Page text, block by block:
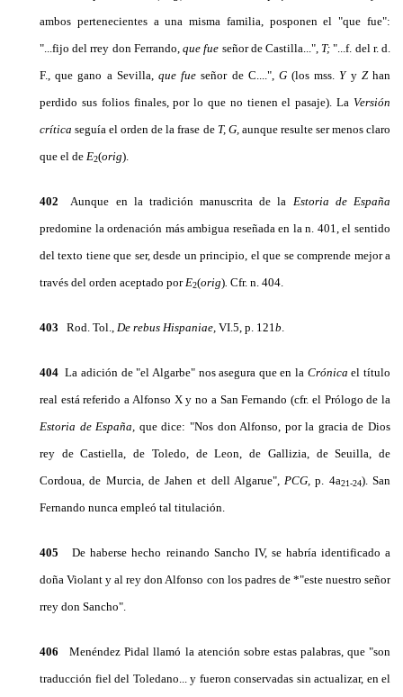
ambos pertenecientes a una mis­ma familia, posponen el "que fue":
"...fijo del rrey don Ferrando,que fue señor de Castilla...", T;"...f. del r. d.
F., que gano a Sevilla, que fueseñor de C....", G(los mss. Yy Z han
perdido sus folios finales, por lo que no tienen el pasaje). La Versión
críticaseguía el orden de la frase de T, G, aunque resulte ser menos claro
que el de E2(orig).
402 Aunque en la tradición manuscrita de la Estoria de España
predomine la ordenación más ambigua reseñada en la n. 401, el sentido
del texto tiene que ser, desde un principio, el que se comprende mejor a
través del orden aceptado por E2(orig) Cfr. n. 404.
403 Rod. Tol., De rebus Hispaniae, VI.5, p. 121 b
404 La adición de "el Algarbe" nos asegura que en la Crónicael título
real está referido a Alfonso X y no a San Fernando (cfr. el Prólogo de la
Estoria de España, que dice: "Nos don Alfonso, por la gracia de Dios
rey de Castiella, de Toledo, de Leon, de Gallizia, de Seuilla, de
Cordoua, de Murcia, de Jahen et dell Algarue", PCG,p. 4a21-24). San
Fernando nunca empleó tal titulación.
405 De haberse hecho reinando Sancho IV, se habría identificado a
doña Violant y al rey don Alfonso con los padres de *"este nuestro señor
rrey don Sancho".
406 Menéndez Pidal llamó la atención sobre estas palabras, que "son
traducción fiel del Toledano... y fueron conservadas sin actualizar, en el